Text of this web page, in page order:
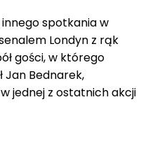
spotkania w
Londyn z rąk
gości, w którego
Jan Bednarek,
w jednej z ostatnich akcji